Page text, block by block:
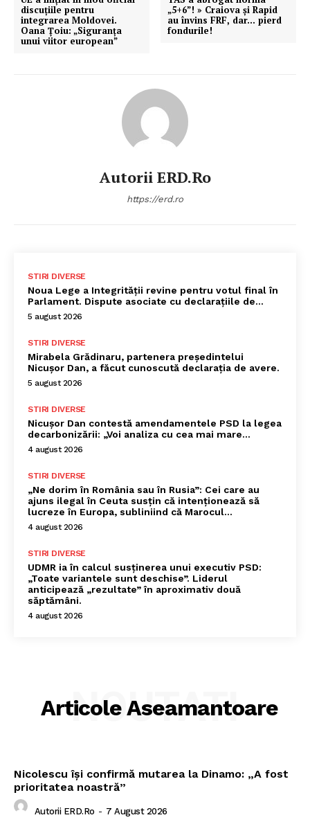
discuțiile pentru
integrarea Moldovei.
Oana Țoiu: „Siguranța
unui viitor european”
„5+6”! » Craiova și Rapid
au învins FRF, dar… pierd
fondurile!
Autorii ERD.ro
https://erd.ro
STIRI DIVERSE
Noua Lege a Integrității revine pentru votul final în
Parlament. Dispute asociate cu declarațiile de…
5 august 2026
STIRI DIVERSE
Mirabela Grădinaru, partenera președintelui
Nicușor Dan, a făcut cunoscută declarația de avere.
5 august 2026
STIRI DIVERSE
Nicușor Dan contestă amendamentele PSD la legea
decarbonizării: „Voi analiza cu cea mai mare…
4 august 2026
STIRI DIVERSE
„Ne dorim în România sau în Rusia”: Cei care au
ajuns ilegal în Ceuta susțin că intenționează să
lucreze în Europa, subliniind că Marocul...
4 august 2026
STIRI DIVERSE
UDMR ia în calcul susținerea unui executiv PSD:
„Toate variantele sunt deschise”. Liderul
anticipează „rezultate” în aproximativ două
săptămâni.
4 august 2026
Articole Aseamantoare
NOUTATI
Nicolescu își confirmă mutarea la Dinamo: „A fost
prioritatea noastră”
Autorii ERD.ro - 7 August 2026